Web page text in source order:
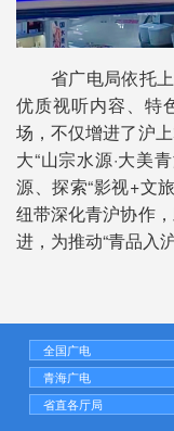
省广电局依托
优质视听内容、特
场，不仅增进了沪
大“山宗水源·大美
源、探索“影视+文
纽带深化青沪协作
进，为推动“青品入
全国广电
青海广电
省直各厅局